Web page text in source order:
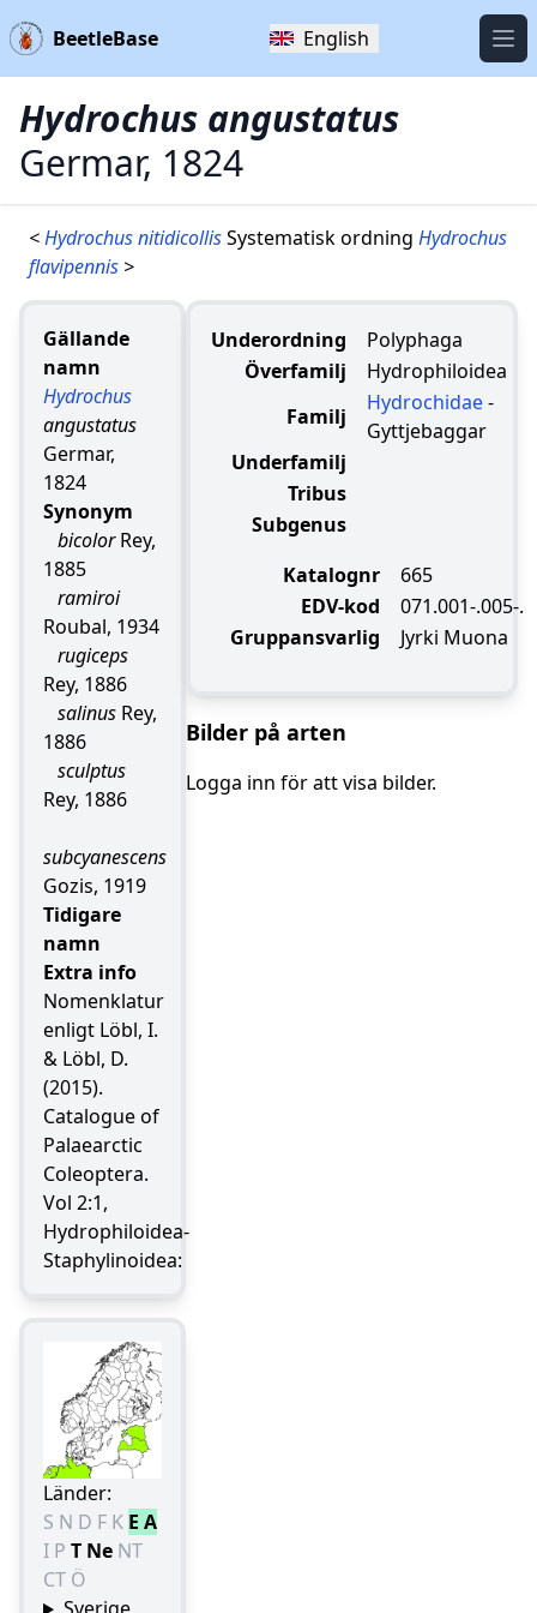
BeetleBase English
Hydrochus angustatus
Germar, 1824
<Hydrochus nitidicollisSystematisk ordning Hydrochus
flavipennis >
Gällande
namn
Hydrochus
angustatus
Germar,
1824
Synonym
bicolorRey,
1885
ramiroi
Roubal, 1934
rugiceps
Rey, 1886
salinus Rey,
1886
sculptus
Rey, 1886
subcyanescens
Gozis, 1919
Tidigare
namn
Extra info
Nomenklatur
enligt Löbl, I.
& Löbl, D.
(2015).
Catalogue of
Palaearctic
Coleoptera.
Vol 2:1,
Hydrophiloidea-
Staphylinoidea:
Länder:
S N D F K E A
I P T Ne NT
CT Ö
Underordning
Polyphaga
Överfamilj
Hydrophiloidea
Familj
Hydrochidae-
Gyttjebaggar
Underfamilj
Tribus
Subgenus
Katalognr
665
EDV-kod
071.001-.005-.
Gruppansvarlig
Jyrki Muona
Bilder på arten
Logga inn för att visa bilder.